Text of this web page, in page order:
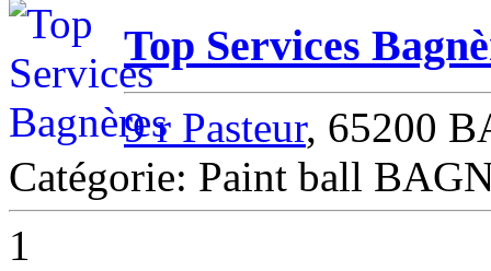
Top Services
9 r Pasteur, 65200
Catégorie: Paint ball
1